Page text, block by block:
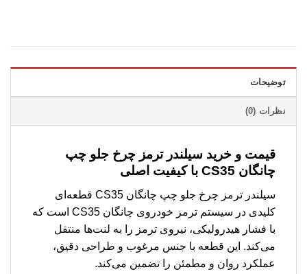
توضیحات
نظرات (0)
قیمت و خرید سیلندر ترمز چرخ جلو چپ
چانگان CS35 با کیفیت اصلی
سیلندر ترمز چرخ جلو چپ چانگان CS35 قطعه‌ای
کلیدی در سیستم ترمز خودروی چانگان CS35 است که
با فشار هیدرولیکی، نیروی ترمز را به لنت‌ها منتقل
می‌کند. این قطعه با جنس مرغوب و طراحی دقیق،
عملکرد روان و مطمئن را تضمین می‌کند.